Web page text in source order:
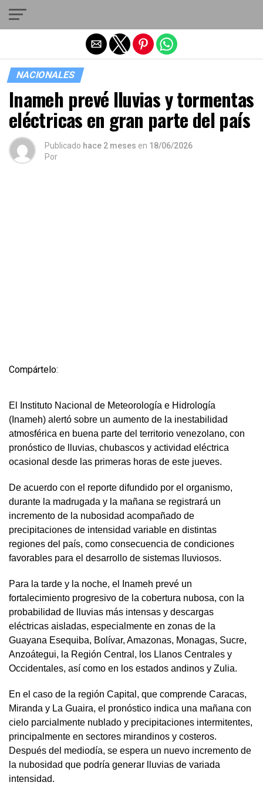
NACIONALES
Inameh prevé lluvias y tormentas
eléctricas en gran parte del país
Publicado hace 2 meses en 18/06/2026
Por
Compártelo:
El Instituto Nacional de Meteorología e Hidrología
(Inameh) alertó sobre un aumento de la inestabilidad
atmosférica en buena parte del territorio venezolano, con
pronóstico de lluvias, chubascos y actividad eléctrica
ocasional desde las primeras horas de este jueves.
De acuerdo con el reporte difundido por el organismo,
durante la madrugada y la mañana se registrará un
incremento de la nubosidad acompañado de
precipitaciones de intensidad variable en distintas
regiones del país, como consecuencia de condiciones
favorables para el desarrollo de sistemas lluviosos.
Para la tarde y la noche, el Inameh prevé un
fortalecimiento progresivo de la cobertura nubosa, con la
probabilidad de lluvias más intensas y descargas
eléctricas aisladas, especialmente en zonas de la
Guayana Esequiba, Bolívar, Amazonas, Monagas, Sucre,
Anzoátegui, la Región Central, los Llanos Centrales y
Occidentales, así como en los estados andinos y Zulia.
En el caso de la región Capital, que comprende Caracas,
Miranda y La Guaira, el pronóstico indica una mañana con
cielo parcialmente nublado y precipitaciones intermitentes,
principalmente en sectores mirandinos y costeros.
Después del mediodía, se espera un nuevo incremento de
la nubosidad que podría generar lluvias de variada
intensidad.